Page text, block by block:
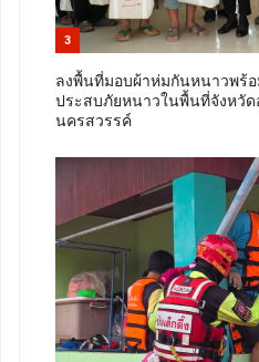
3
ลงพื้นที่มอบผ้าห่มกันหนาวพร้
ประสบภัยหนาวในพื้นที่จังหวั
นครสวรรค์